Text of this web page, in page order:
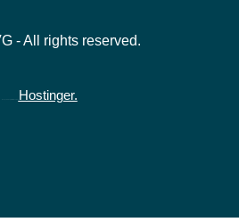
- All rights reserved.
Hostinger.